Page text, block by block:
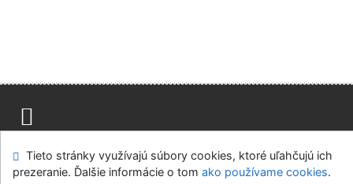
Modul OpenSearch
Napíšte nám Nastavenie cookies
Tieto stránky využívajú súbory cookies, ktoré uľahčujú ich
prezeranie. Ďalšie informácie o tom ako používame cookies.